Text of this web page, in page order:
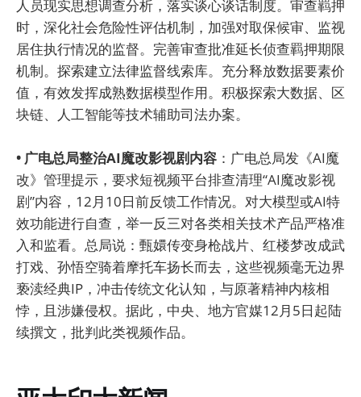
人员现实思想调查分析，落实谈心谈话制度。审查羁押
时，深化社会危险性评估机制，加强对取保候审、监视
居住执行情况的监督。完善审查批准延长侦查羁押期限
机制。探索建立法律监督线索库。充分释放数据要素价
值，有效发挥成熟数据模型作用。积极探索大数据、区
块链、人工智能等技术辅助司法办案。
• 广电总局整治AI魔改影视剧内容 ：广电总局发《AI魔
改》管理提示，要求短视频平台排查清理“AI魔改影视
剧”内容，12月10日前反馈工作情况。对大模型或AI特
效功能进行自查，举一反三对各类相关技术产品严格准
入和监看。总局说：甄嬛传变身枪战片、红楼梦改成武
打戏、孙悟空骑着摩托车扬长而去，这些视频毫无边界
亵渎经典IP，冲击传统文化认知，与原著精神内核相
悖，且涉嫌侵权。据此，中央、地方官媒12月5日起陆
续撰文，批判此类视频作品。